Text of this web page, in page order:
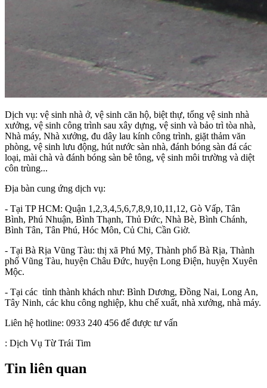
Dịch vụ: vệ sinh nhà ở, vệ sinh căn hộ, biệt thự, tổng vệ sinh nhà
xưởng, vệ sinh công trình sau xây dựng, vệ sinh và bảo trì tòa nhà,
Nhà máy, Nhà xưởng, đu dây lau kính công trình, giặt thảm văn
phòng, vệ sinh lưu động, hút nước sàn nhà, đánh bóng sàn đá các
loại, mài chà và đánh bóng sàn bê tông, vệ sinh môi trường và diệt
côn trùng...
Địa bàn cung ứng dịch vụ:
- Tại TP HCM: Quận 1,2,3,4,5,6,7,8,9,10,11,12, Gò Vấp, Tân
Bình, Phú Nhuận, Bình Thạnh, Thủ Đức, Nhà Bè, Bình Chánh,
Bình Tân, Tân Phú, Hóc Môn, Củ Chi, Cần Giờ.
- Tại Bà Rịa Vũng Tàu: thị xã Phú Mỹ, Thành phố Bà Rịa, Thành
phố Vũng Tàu, huyện Châu Đức, huyện Long Điện, huyện Xuyên
Mộc.
- Tại các tỉnh thành khách như: Bình Dương, Đồng Nai, Long An,
Tây Ninh, các khu công nghiệp, khu chế xuất, nhà xưởng, nhà máy.
Liên hệ hotline: 0933 240 456 để được tư vấn
: Dịch Vụ Từ Trái Tim
Tin liên quan